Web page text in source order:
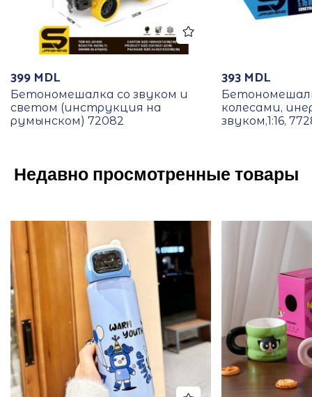
399 MDL
Бетономешалка со звуком и
светом (инструкция на
румынском) 72082
393 MDL
колесами,
звуком,1:16,
Недавно просмотренные товары